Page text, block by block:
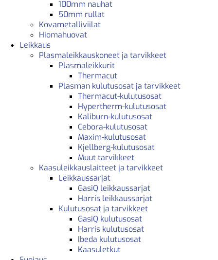
100mm nauhat
50mm rullat
Kovametalliviilat
Hiomahuovat
Leikkaus
Plasmaleikkauskoneet ja tarvikkeet
Plasmaleikkurit
Thermacut
Plasman kulutusosat ja tarvikkeet
Thermacut-kulutusosat
Hypertherm-kulutusosat
Kaliburn-kulutusosat
Cebora-kulutusosat
Maxim-kulutusosat
Kjellberg-kulutusosat
Muut tarvikkeet
Kaasuleikkauslaitteet ja tarvikkeet
Leikkaussarjat
GasiQ leikkaussarjat
Harris leikkaussarjat
Kulutusosat ja tarvikkeet
GasiQ kulutusosat
Harris kulutusosat
Ibeda kulutusosat
Kaasuletkut